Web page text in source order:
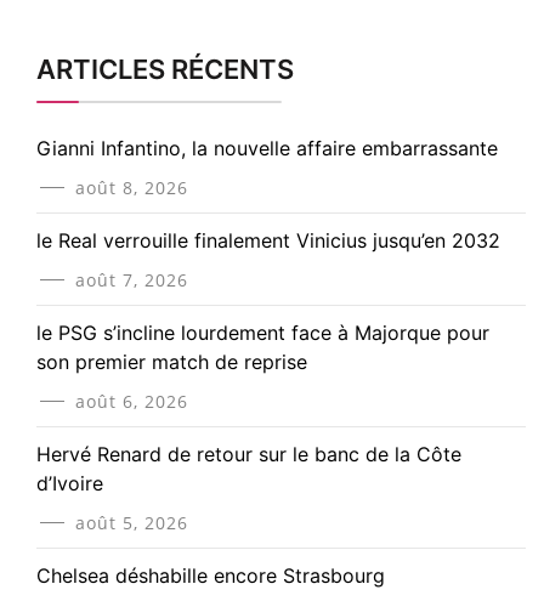
ARTICLES RÉCENTS
Gianni Infantino, la nouvelle affaire embarrassante
août 8, 2026
le Real verrouille finalement Vinicius jusqu’en 2032
août 7, 2026
le PSG s’incline lourdement face à Majorque pour
son premier match de reprise
août 6, 2026
Hervé Renard de retour sur le banc de la Côte
d’Ivoire
août 5, 2026
Chelsea déshabille encore Strasbourg